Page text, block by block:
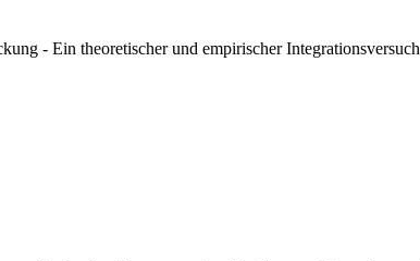
- Ein theoretischer und empirischer Integrationsversuch